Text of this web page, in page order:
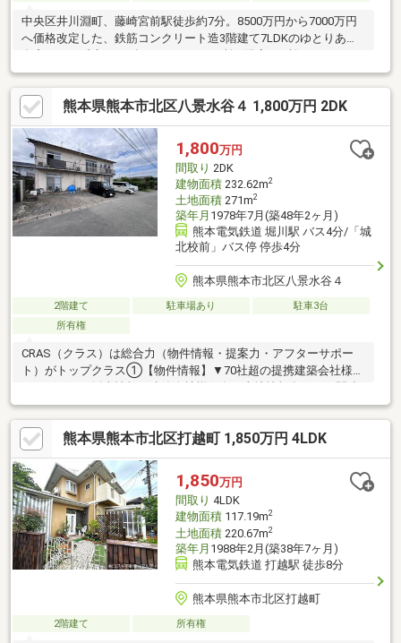
中央区井川淵町、藤崎宮前駅徒歩約7分。8500万円から7000万円
へ価格改定した、鉄筋コンクリート造3階建て7LDKのゆとりある
所を備え、二世帯や大家族、在宅ワークにも最適♪生活利便施設も
徒歩圏内の、都心近接の上質な住まい。
熊本県熊本市北区八景水谷４ 1,800万円 2DK
1,800万円
間取り 2DK
建物面積232.62m2
土地面積271m2
築年月 1978年7月(築48年2ヶ月)
熊本電気鉄道 堀川駅 バス4分/「城
北校前」バス停 停歩4分
熊本県熊本市北区八景水谷４
2階建て 駐車場あり
駐車3台
所有権
CRAS（クラス）は総合力（物件情報・提案力・アフターサポー
ト）がトップクラス①【物件情報】▼70社超の提携建築会社様モ
会社の新着・未公開物件情報②【提案力】▼住宅ローン金融機関
様の比較や住宅ローンの審査のコツも把握！▼後悔しないための
ライフプランシミュレーションFPへの家計の見直し相談も可能！
【アフターサポート】▼税金面等のアドバイス資金贈与（援助）
や住宅ローン控除のご案内やご相談もお任せ！▼お引渡し後のア
フターサポートお引渡し後のメンテナンス（リフォーム）、将来
的な売却・賃貸等の運用サポート！
熊本県熊本市北区打越町 1,850万円 4LDK
1,850万円
間取り 4LDK
建物面積117.19m2
土地面積220.67m2
築年月 1988年2月(築38年7ヶ月)
熊本電気鉄道 打越駅 徒歩8分
熊本県熊本市北区打越町
2階建て 所有権